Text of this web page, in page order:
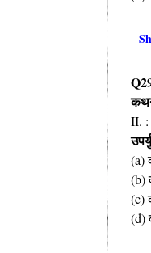
II. :
(a)
(b)
(c)
(d)